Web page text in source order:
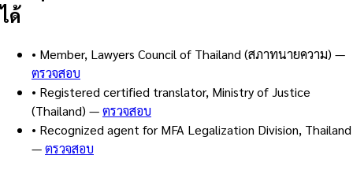
ได้
• Member, Lawyers Council of Thailand (สภาทนายความ) —
ตรวจสอบ
• Registered certified translator, Ministry of Justice
(Thailand) —ตรวจสอบ
• Recognized agent for MFA Legalization Division, Thailand
—ตรวจสอบ